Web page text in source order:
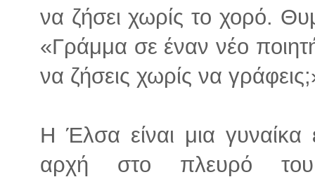
να ζήσει χωρίς το χορό.
«Γράμμα σε έναν νέο
να ζήσεις χωρίς να
Η Έλσα είναι μια γυναίκα
αρχή στο πλευρό